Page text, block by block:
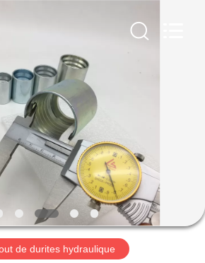
de durites hydraulique